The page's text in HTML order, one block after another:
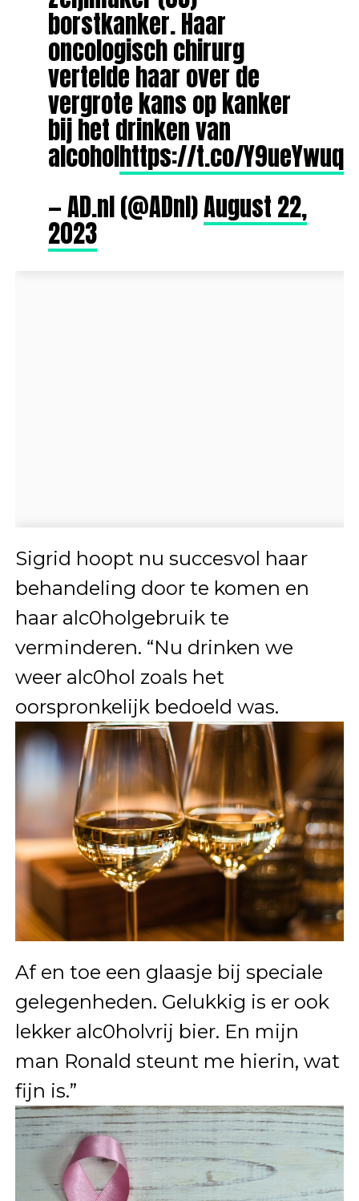
borstkanker. Haar
oncologisch chirurg
vertelde haar over de
vergrote kans op kanker
bij het drinken van
alcoholhttps://t.co/
— AD.nl (@ADnl)August 22,
2023
Sigrid hoopt nu succesvol haar
behandeling door te komen en
haar alc0holgebruik te
verminderen. “Nu drinken we
weer alc0hol zoals het
oorspronkelijk bedoeld was.
Af en toe een glaasje bij speciale
gelegenheden. Gelukkig is er ook
lekker alc0holvrij bier. En mijn
man Ronald steunt me hierin, wat
fijn is.”